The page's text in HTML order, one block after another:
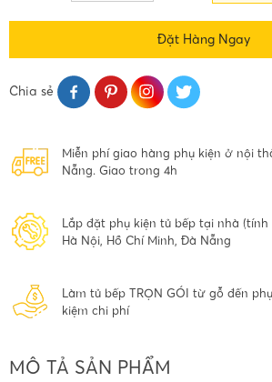
Đặt Hàng Ngay
Chia sẻ
Miễn phí giao hàng phụ kiện ở nội
Nẵng. Giao trong 4h
Lắp đặt phụ kiện tủ bếp tại nhà
Hà Nội, Hồ Chí Minh, Đà Nẵng
Làm tủ bếp TRỌN GÓI từ gỗ đến
kiệm chi phí
MÔ TẢ SẢN PHẨM